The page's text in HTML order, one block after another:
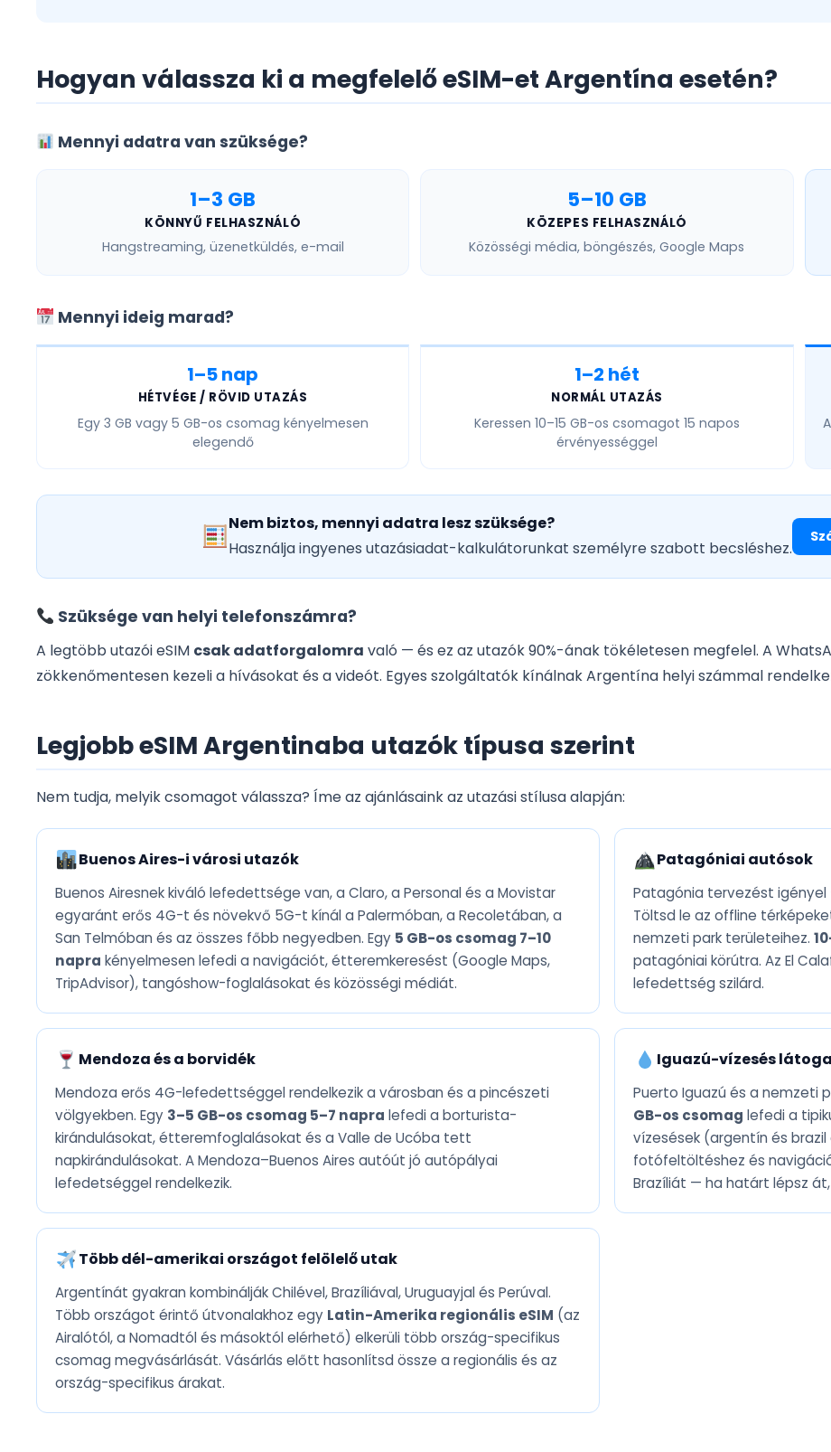
Hogyan válassza ki a megfelelő eSIM-et Argentína esetén?
Mennyi adatra van szüksége?
1–3 GB
KÖNNYŰ FELHASZNÁLÓ
Hangstreaming, üzenetküldés, e-mail
5–10 GB
KÖZEPES FELHASZNÁLÓ
Közösségi média, böngészés, Google Maps
Mennyi ideig marad?
1–5 nap
HÉTVÉGE / RÖVID UTAZÁS
Egy 3 GB vagy 5 GB-os csomag kényelmesen
elegendő
1–2 hét
NORMÁL UTAZÁS
Keressen 10–15 GB-os csomagot 15 napos
érvényességgel
A
Nem biztos, mennyi adatra lesz szüksége?
Használja ingyenes utazásiadat-kalkulátorunkat személyre szabott becsléshez.
Szüksége van helyi telefonszámra?
A legtöbb utazói eSIM csak adatforgalomra való — és ez az utazók 90%-ának tökéletesen megfelel. A
zökkenőmentesen kezeli a hívásokat és a videót. Egyes szolgáltatók kínálnak Argentína helyi számmal
Legjobb eSIM Argentinaba utazók típusa szerint
Nem tudja, melyik csomagot válassza? Íme az ajánlásaink az utazási stílusa alapján:
Buenos Aires-i városi utazók
Buenos Airesnek kiváló lefedettsége van, a Claro, a Personal és a Movistar
egyaránt erős 4G-t és növekvő 5G-t kínál a Palermóban, a Recoletában, a
San Telmóban és az összes főbb negyedben. Egy 5 GB-os csomag 7–10
napra kényelmesen lefedi a navigációt, étteremkeresést (Google Maps,
TripAdvisor), tangóshow-foglalásokat és közösségi médiát.
Patagóniai autósok
Patagónia tervezést
Töltsd le az offline
nemzeti park területeihez.
patagóniai körútra. Az El
lefedettség szilárd.
Mendoza és a borvidék
Mendoza erős 4G-lefedettséggel rendelkezik a városban és a pincészeti
völgyekben. Egy 3–5 GB-os csomag 5–7 napra lefedi a borturista-
kirándulásokat, étteremfoglalásokat és a Valle de Ucóba tett
napkirándulásokat. A Mendoza–Buenos Aires autóút jó autópályai
lefedetséggel rendelkezik.
Iguazú-vízesés
Puerto Iguazú és a nemzeti
GB-os csomag lefedi a
vízesések (argentín és
fotófeltöltéshez és
Brazíliát — ha határt lépsz
Több dél-amerikai országot felölelő utak
Argentínát gyakran kombinálják Chilével, Brazíliával, Uruguayjal és Perúval.
Több országot érintő útvonalakhoz egy Latin-Amerika regionális eSIM (az
Airalótól, a Nomadtól és másoktól elérhető) elkerüli több ország-specifikus
csomag megvásárlását. Vásárlás előtt hasonlítsd össze a regionális és az
ország-specifikus árakat.